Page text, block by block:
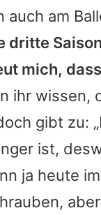
auch am
dritte
mich,
ihr wissen,
gibt zu:
ist,
ja heute